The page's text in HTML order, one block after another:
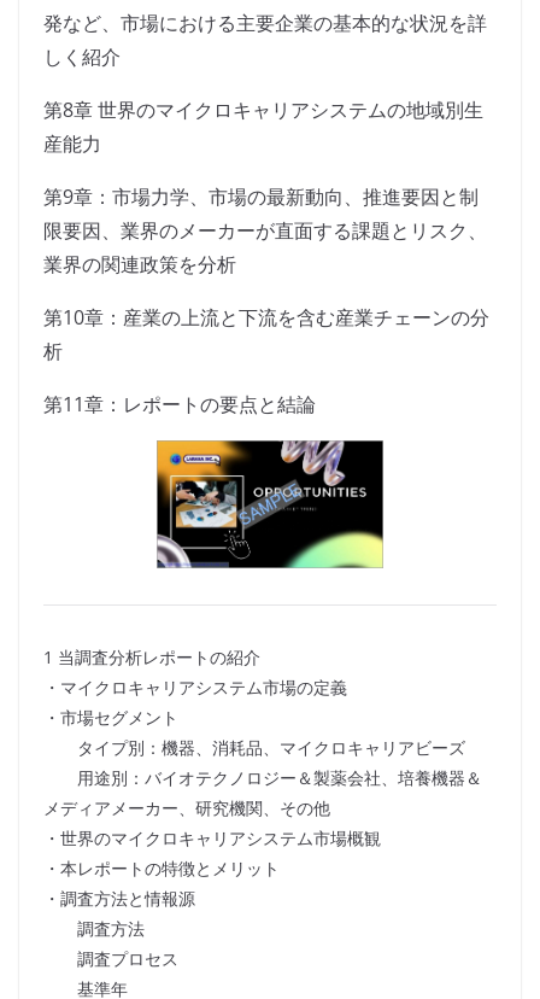
発など、市場における主要企業の基本的な状況を詳
しく紹介
第8章 世界のマイクロキャリアシステムの地域別生
産能力
第9章：市場力学、市場の最新動向、推進要因と制
限要因、業界のメーカーが直面する課題とリスク、
業界の関連政策を分析
第10章：産業の上流と下流を含む産業チェーンの分
析
第11章：レポートの要点と結論
1 当調査分析レポートの紹介
・マイクロキャリアシステム市場の定義
・市場セグメント
タイプ別：機器、消耗品、マイクロキャリアビーズ
用途別：バイオテクノロジー＆製薬会社、培養機器＆
メディアメーカー、研究機関、その他
・世界のマイクロキャリアシステム市場概観
・本レポートの特徴とメリット
・調査方法と情報源
調査方法
調査プロセス
基準年